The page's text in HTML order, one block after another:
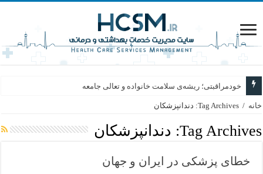
خودمراقبتی؛ ریشه‌ی سلامت خانواده و تعالی جامعه
خانه / Tag Archives: دندانپزشکان
Tag Archives: دندانپزشکان
خطای پزشکی در ایران و جهان